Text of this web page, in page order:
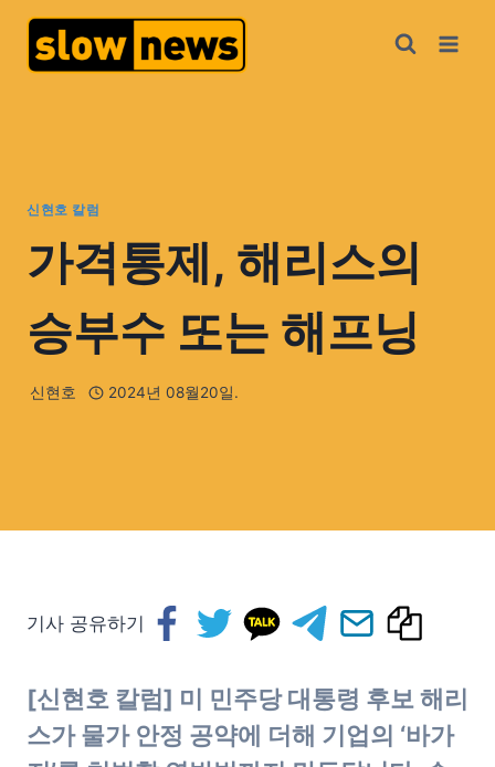
신현호 칼럼
가격통제, 해리스의
승부수 또는 해프닝
신현호 2024년 08월20일.
기사 공유하기
[신현호 칼럼] 미 민주당 대통령 후보 해리
스가 물가 안정 공약에 더해 기업의 ‘바가